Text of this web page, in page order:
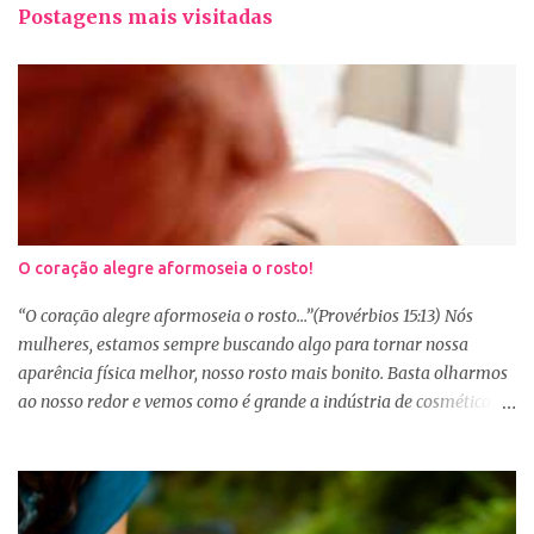
Postagens mais visitadas
O coração alegre aformoseia o rosto!
“O coração alegre aformoseia o rosto...”(Provérbios 15:13) Nós
mulheres, estamos sempre buscando algo para tornar nossa
aparência física melhor, nosso rosto mais bonito. Basta olharmos
ao nosso redor e vemos como é grande a indústria de cosméticos e
se maquiar e testam produtos. Não é errado gostar de se cuidar e
buscar conhecimento de como ficar mais bonita e atraente. Eu